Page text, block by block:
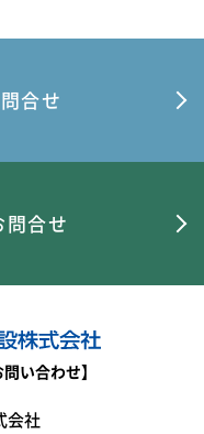
合せ
問合せ
い合わせ】
会社